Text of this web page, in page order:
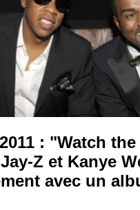
: "Watch
Z et Kanye
avec un